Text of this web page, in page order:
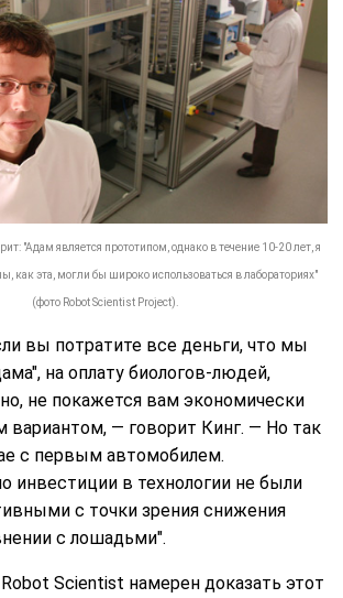
"Адам является прототипом, однако в течение 10-20 лет, я
как эта, могли бы широко использоваться в лабораториях"
(фото Robot Scientist Project).
вы потратите все деньги, что мы
на оплату биологов-людей,
не покажется вам экономически
— говорит Кинг. — Но так
с первым автомобилем.
инвестиции в технологии не были
с точки зрения снижения
с лошадьми".
Scientist намерен доказать этот